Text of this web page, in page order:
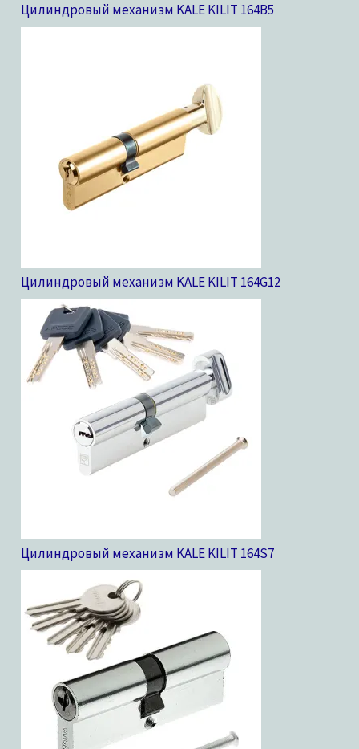
Цилиндровый механизм KALE KILIT 164B5
Цилиндровый механизм KALE KILIT 164G12
Цилиндровый механизм KALE KILIT 164S7